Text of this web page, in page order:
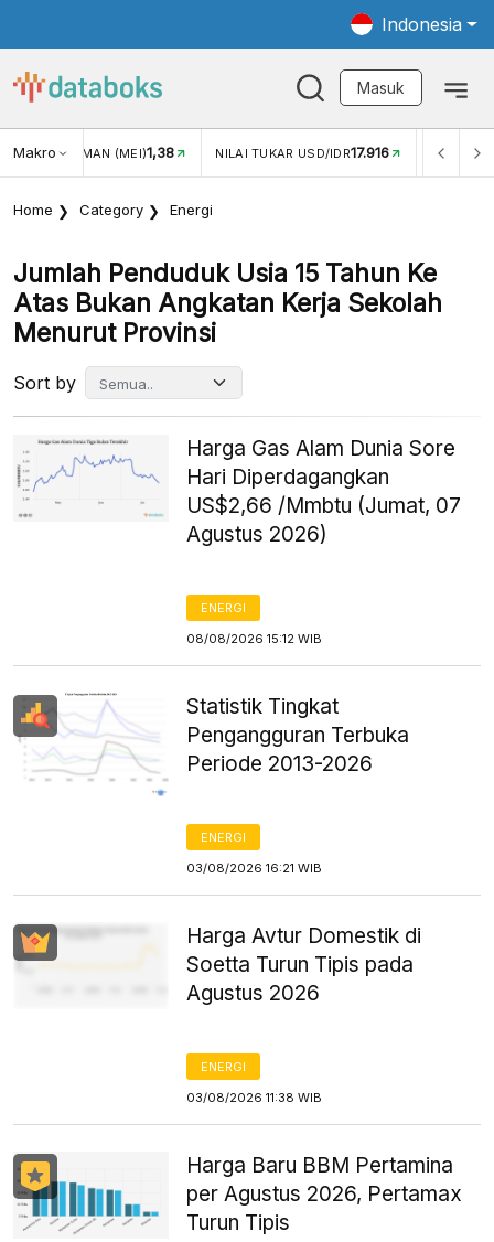
Indonesia
Masuk
MakroWISMAN (MEI)1,38 NILAI TUKAR USD/IDR17.916 INFLASI
Home Category Energi
Jumlah Penduduk Usia 15 Tahun Ke
Atas Bukan Angkatan Kerja Sekolah
Menurut Provinsi
Sort by
Harga Gas Alam Dunia Sore
Hari Diperdagangkan
US$2,66 /Mmbtu (Jumat, 07
Agustus 2026)
ENERGI
08/08/2026 15:12 WIB
Statistik Tingkat
Pengangguran Terbuka
Periode 2013-2026
ENERGI
03/08/2026 16:21 WIB
Harga Avtur Domestik di
Soetta Turun Tipis pada
Agustus 2026
ENERGI
03/08/2026 11:38 WIB
Harga Baru BBM Pertamina
per Agustus 2026, Pertamax
Turun Tipis